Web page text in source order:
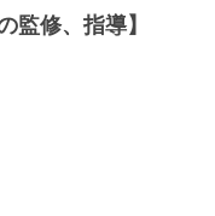
監修、指導】